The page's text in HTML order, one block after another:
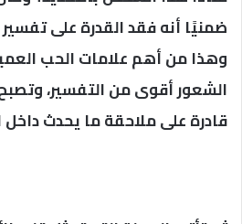
ضمنيًا أنه فقد القدرة على
وهذا من أهم علامات الحب
الشعور أقوى من التفسير،
قادرة على ملاحقة ما يحدث داخل